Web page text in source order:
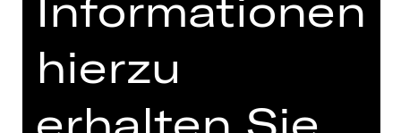
BESCHREIBUNG
TEAM
hierzu
erhalten Sie